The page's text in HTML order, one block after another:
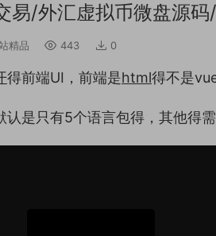
易/外汇虚拟币微盘源
精品 443 0
得前端UI，前端是html得不是
是只有5个语言包得，其他得